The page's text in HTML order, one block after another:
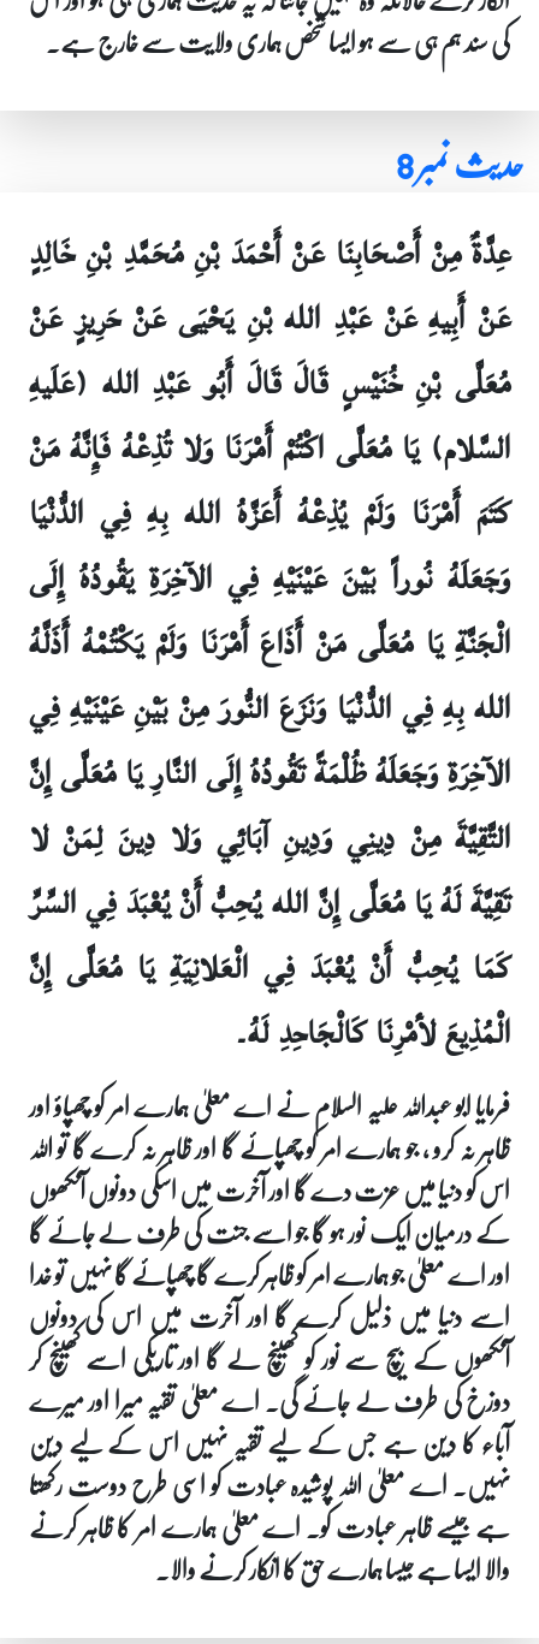
کی سند ہم ہی سے ہو ایسا شخص ہماری ولایت سے خارج ہے۔
حدیث نمبر 8
عِدَّةٌ مِنْ أَصْحَابِنَا عَنْ أَحْمَدَ بْنِ مُحَمَّدِ بْنِ خَالِدٍ
عَنْ أَبِيهِ عَنْ عَبْدِ الله بْنِ يَحْيَى عَنْ حَرِيزٍ عَنْ
مُعَلَّى بْنِ خُنَيْسٍ قَالَ قَالَ أَبُو عَبْدِ الله (عَلَيهِ
السَّلام) يَا مُعَلَّى اكْتُمْ أَمْرَنَا وَلا تُذِعْهُ فَإِنَّهُ مَنْ
كَتَمَ أَمْرَنَا وَلَمْ يُذِعْهُ أَعَزَّهُ الله بِهِ فِي الدُّنْيَا
وَجَعَلَهُ نُوراً بَيْنَ عَيْنَيْهِ فِي الآخِرَةِ يَقُودُهُ إِلَى
الْجَنَّةِ يَا مُعَلَّى مَنْ أَذَاعَ أَمْرَنَا وَلَمْ يَكْتُمْهُ أَذَلَّهُ
الله بِهِ فِي الدُّنْيَا وَنَزَعَ النُّورَ مِنْ بَيْنِ عَيْنَيْهِ فِي
الآخِرَةِ وَجَعَلَهُ ظُلْمَةً تَقُودُهُ إِلَى النَّارِ يَا مُعَلَّى إِنَّ
التَّقِيَّةَ مِنْ دِينِي وَدِينِ آبَائِي وَلا دِينَ لِمَنْ لا
تَقِيَّةَ لَهُ يَا مُعَلَّى إِنَّ الله يُحِبُّ أَنْ يُعْبَدَ فِي السِّرِّ
كَمَا يُحِبُّ أَنْ يُعْبَدَ فِي الْعَلانِيَةِ يَا مُعَلَّى إِنَّ
الْمُذِيعَ لأمْرِنَا كَالْجَاحِدِ لَهُ۔
فرمایا ابو عبداللہ علیہ السلام نے اے معلیٰ ہمارے امر کو چھپاؤ اور
ظاہر نہ کرو ، جو ہمارے امر کو چھپائے گا اور ظاہر نہ کرے گا تو اللہ
اس کو دنیا میں عزت دے گا اور آخرت میں اسکی دونوں آنکھوں
کے درمیان ایک نور ہو گا جو اسے جنت کی طرف لے جائے گا
اور اے معلیٰ جو ہمارے امر کو ظاہر کرے گا چھپائے گا نہیں تو خدا
اسے دنیا میں ذلیل کرے گا اور آخرت میں اس کی دونوں
آنکھوں کے بیچ سے نور کو کھینچ لے گا اور تاریکی اسے کھینچ کر
دوزخ کی طرف لے جائے گی۔ اے معلیٰ تقیہ میرا اور میرے
آباء کا دین ہے جس کے لیے تقیہ نہیں اس کے لیے دین
نہیں۔ اے معلیٰ اللہ پوشیدہ عبادت کو اسی طرح دوست رکھتا
ہے جیسے ظاہر عبادت کو۔ اے معلیٰ ہمارے امر کا ظاہر کرنے
والا ایسا ہے جیسا ہمارے حق کا انکار کرنے والا۔